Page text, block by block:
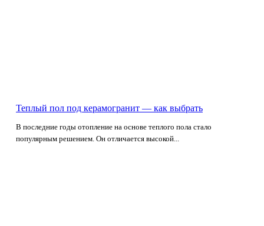
Теплый пол под керамогранит — как выбрать
В последние годы отопление на основе теплого пола стало
популярным решением. Он отличается высокой...